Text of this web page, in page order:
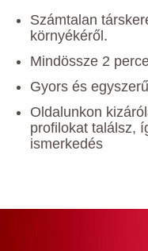
Számtalan
környékéről.
Mindössze 2
Gyors és
Oldalunkon
profilokat találsz,
ismerkedés